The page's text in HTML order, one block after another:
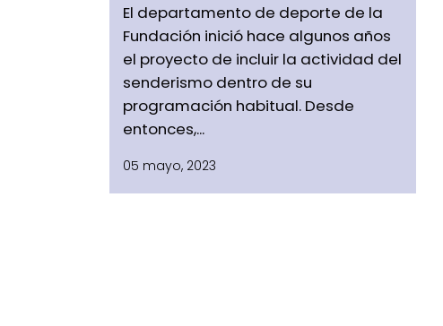
El departamento de deporte de la
Fundación inició hace algunos años
el proyecto de incluir la actividad del
senderismo dentro de su
programación habitual. Desde
entonces,...
05 mayo, 2023